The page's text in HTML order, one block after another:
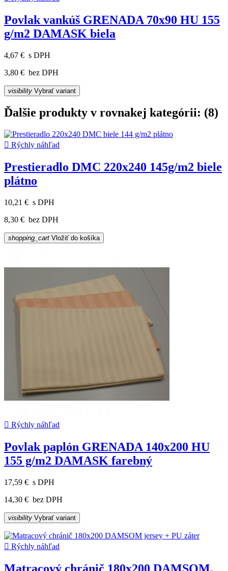
Povlak vankúš GRENADA 70x90 HU 155
g/m2 DAMASK biela
4,67 € s DPH
3,80 € bez DPH
visibility Vybrať variant
Ďalšie produkty v rovnakej kategórii: (8)
 Rýchly náhľad
Prestieradlo DMC 220x240 145g/m2 biele
plátno
10,21 € s DPH
8,30 € bez DPH
shopping_cart Vložiť do košíka
 Rýchly náhľad
Povlak paplón GRENADA 140x200 HU
155 g/m2 DAMASK farebný
17,59 € s DPH
14,30 € bez DPH
visibility Vybrať variant
 Rýchly náhľad